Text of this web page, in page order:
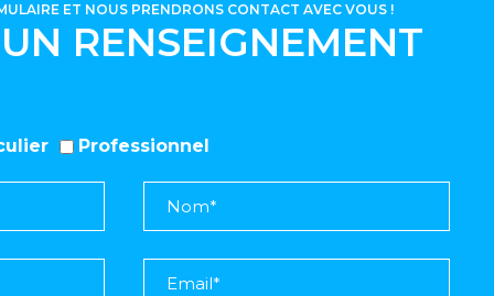
RENSEIGNEMENT
ET NOUS PRENDRONS CONTACT AVEC VOUS !
Professionnel